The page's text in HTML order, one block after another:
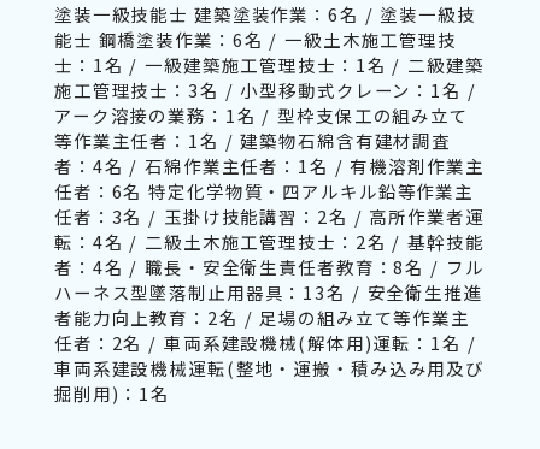
塗装一級技能士 建築塗装作業：6名 / 塗装一級技
能士 鋼橋塗装作業：6名 / 一級土木施工管理技
士：1名 / 一級建築施工管理技士：1名 / 二級建築
施工管理技士：3名 / 小型移動式クレーン：1名 /
アーク溶接の業務：1名 / 型枠支保工の組み立て
等作業主任者：1名 / 建築物石綿含有建材調査
者：4名 / 石綿作業主任者：1名 / 有機溶剤作業主
任者：6名 特定化学物質・四アルキル鉛等作業主
任者：3名 / 玉掛け技能講習：2名 / 高所作業者運
転：4名 / 二級土木施工管理技士：2名 / 基幹技能
者：4名 / 職長・安全衛生責任者教育：8名 / フル
ハーネス型墜落制止用器具：13名 / 安全衛生推進
者能力向上教育：2名 / 足場の組み立て等作業主
任者：2名 / 車両系建設機械(解体用)運転：1名 /
車両系建設機械運転(整地・運搬・積み込み用及び
掘削用)：1名